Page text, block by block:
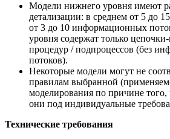
Модели нижнего уровня имеют
детализации: в среднем от 5 до
от 3 до 10 информационных
уровня содержат только
процедур / подпроцессов (без
потоков).
Некоторые модели могут не
правилам выбранной
моделирования по причине того,
они под индивидуальные
Технические требования